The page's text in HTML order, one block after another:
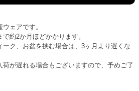
ェアです。
約2か月ほどかかります。
ク、お盆を挟む場合は、3ヶ月より遅くな
が遅れる場合もございますので、予めご了